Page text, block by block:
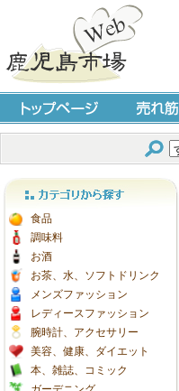
トップページ 売れ筋商品
カテゴリから探す
食品
調味料
お酒
お茶、水、ソフトドリンク
メンズファッション
レディースファッション
腕時計、アクセサリー
美容、健康、ダイエット
本、雑誌、コミック